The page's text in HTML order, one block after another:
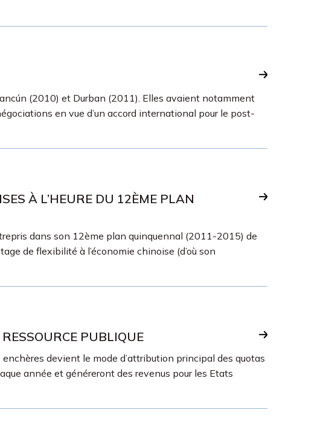
(2010) et Durban (2011). Elles avaient notamment
en vue d’un accord international pour le post-
À L’HEURE DU 12ÈME PLAN
dans son 12ème plan quinquennal (2011-2015) de
de flexibilité à l’économie chinoise (d’où son
PUBLIQUE
devient le mode d’attribution principal des quotas
année et généreront des revenus pour les Etats